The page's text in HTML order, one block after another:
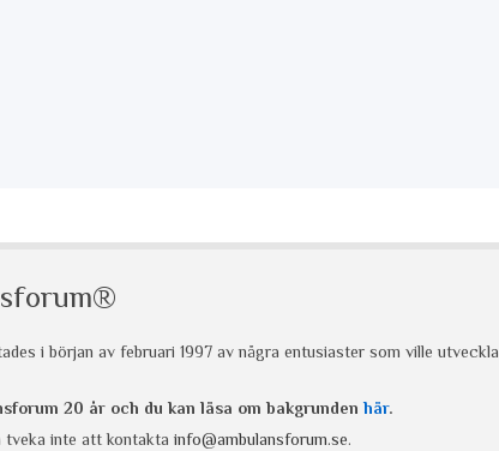
i början av februari 1997 av några entusiaster som ville utveckla
20 år och du kan läsa om bakgrunden här.
tveka inte att kontakta info@ambulansforum.se.